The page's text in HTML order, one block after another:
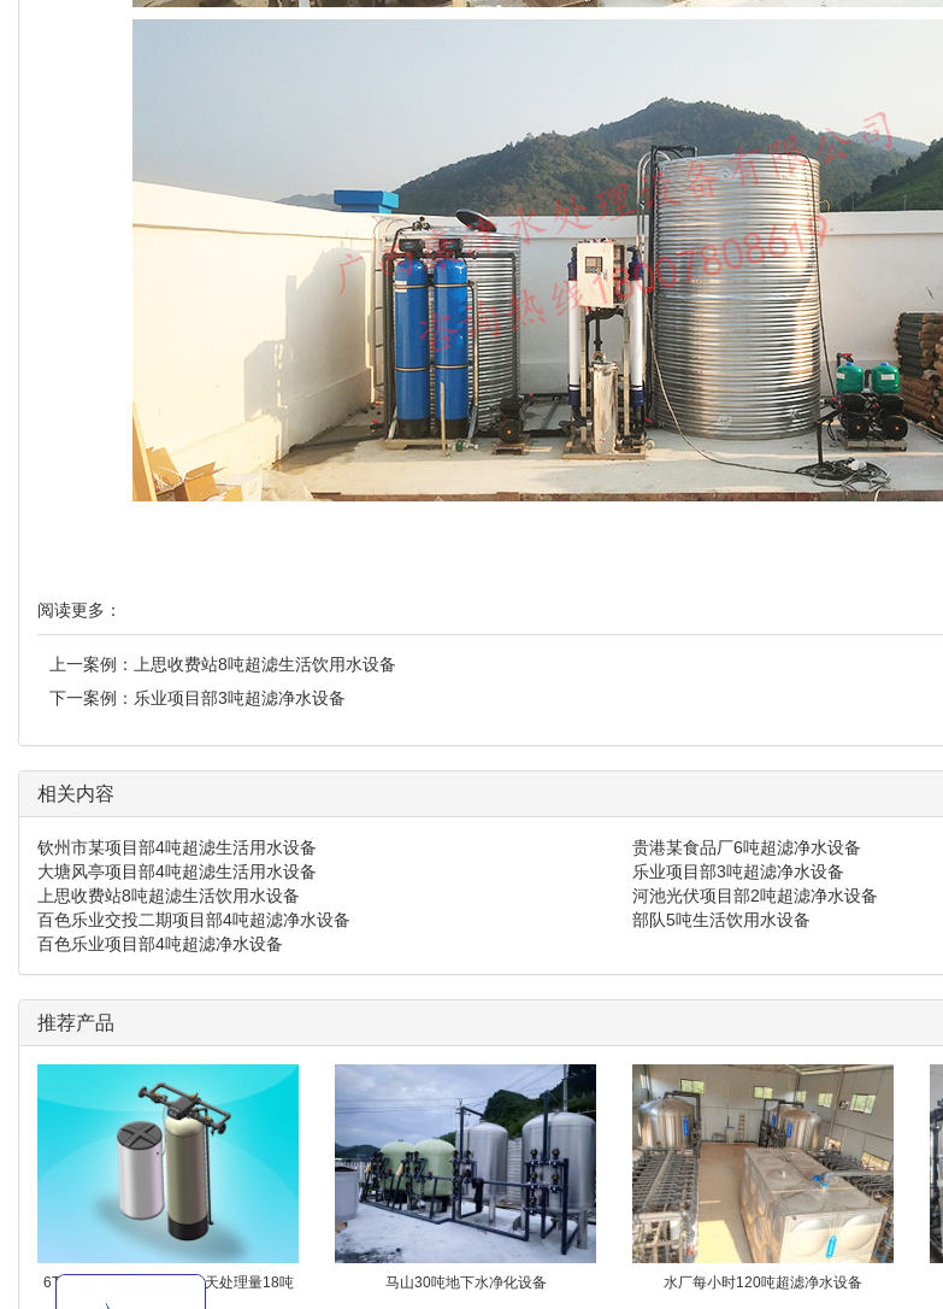
阅读更多：
上一案例：
上思收费站8吨超滤生活饮用水设备
下一案例： 乐业项目部3吨超滤净水设备
相关内容
钦州市某项目部4吨超滤生活用水设备
贵港某食品厂6吨超滤净水设备
大塘风亭项目部4吨超滤生活用水设备
乐业项目部3吨超滤净水设备
上思收费站8吨超滤生活饮用水设备
河池光伏项目部2吨超滤净水设备
百色乐业交投二期项目部4吨超滤净水设备
部队5吨生活饮用水设备
百色乐业项目部4吨超滤净水设备
推荐产品
6T/H全自动软化水设备每天处理量18吨 马山30吨地下水净化设备 水厂每小时120吨超滤净水设备